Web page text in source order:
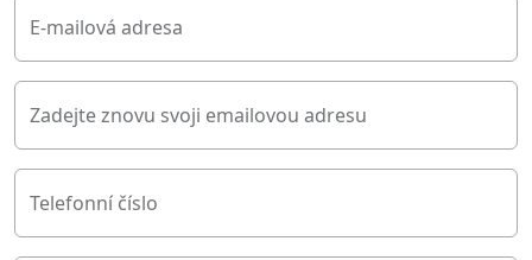
E-mailová adresa
Zadejte znovu svoji emailovou adresu
Telefonní číslo